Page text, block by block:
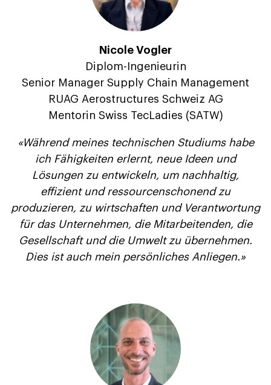
Nicole Vogler
Diplom-Ingenieurin
Senior Manager Supply Chain Management
RUAG Aerostructures Schweiz AG
Mentorin Swiss TecLadies (SATW)
«Während meines technischen Studiums habe
ich Fähigkeiten erlernt, neue Ideen und
Lösungen zu entwickeln, um nachhaltig,
effizient und ressourcenschonend zu
produzieren, zu wirtschaften und Verantwortung
für das Unternehmen, die Mitarbeitenden, die
Gesellschaft und die Umwelt zu übernehmen.
Dies ist auch mein persönliches Anliegen.»